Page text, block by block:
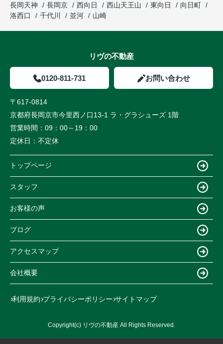
長岡天神
長岡京 西向日 西山天王山 東向日
向日町
洛西口
千代川 並河 山崎
リヴの不動産
0120-811-731 お問い合わせ
〒617-0814
京都府長岡京市今里西ノ口13-1 ラ・グラシューズ 1階
営業時間： 09：00～19：00
定休日： 不定休
トップページ
スタッフ
お客様の声
ブログ
アクセスマップ
会社概要
利用規約 プライバシーポリシー サイトマップ
Copyright(c) リヴの不動産 All Rights Reserved.